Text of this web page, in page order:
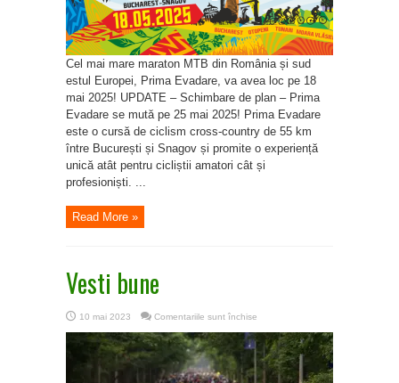
Cel mai mare maraton MTB din România și sud
estul Europei, Prima Evadare, va avea loc pe 18
mai 2025! UPDATE – Schimbare de plan – Prima
Evadare se mută pe 25 mai 2025! Prima Evadare
este o cursă de ciclism cross-country de 55 km
între București și Snagov și promite o experiență
unică atât pentru cicliștii amatori cât și
profesioniști. ...
Read More »
Vesti bune
10 mai 2023 Comentariile sunt închise
bune